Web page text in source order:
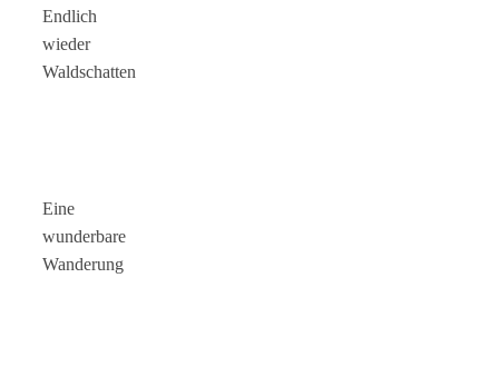
Endlich
wieder
Waldschatten
Eine
wunderbare
Wanderung